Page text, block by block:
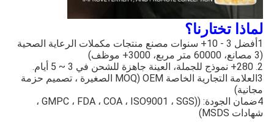
لماذا تختارنا؟
1أفضل 3 - 10+ سنوات مصنع منتجات مكملات الرعاية الصحية
(3 مصانع، 60000 متر مربع، 3000+ موظف)
2. 280+ نموذج للجملة، العينة جاهزة للشحن في 3 ~ 5 أيام.
3العلامة التجارية الخاصة OEM (MOQ الصغيرة ، تصميم حزمة
مجانية)
4ضمان الجودة: ((GMPC ، FDA ، COA ، ISO9001 ، SGS ،
شهادات MSDS)